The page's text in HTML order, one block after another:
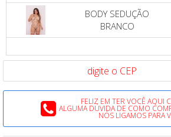
BODY SEDUÇÃO
BRANCO
FELIZ EM TER VOCÊ AQUI
ALGUMA DÚVIDA DE COMO
NÓS LIGAMOS PARA